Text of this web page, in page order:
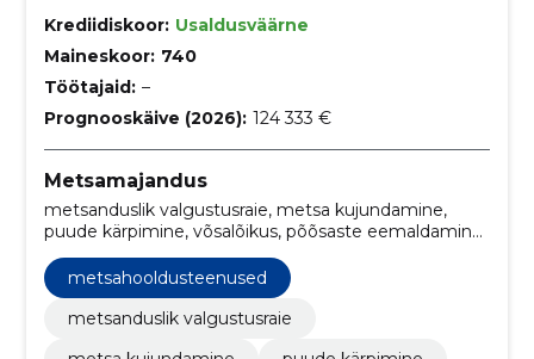
Krediidiskoor: Usaldusväärne
Maineskoor: 740
Töötajaid: –
Prognooskäive (2026): 124 333 €
Metsamajandus
metsanduslik valgustusraie, metsa kujundamine,
puude kärpimine, võsalõikus, põõsaste eemaldamine,
metsapuhastus, puude lõikamine, puude
vähendamine, metsa istutamine, metsade
taastamine
metsahooldusteenused
metsanduslik valgustusraie